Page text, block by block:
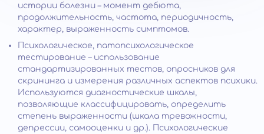
истории болезни – момент дебюта,
продолжительность, частота, периодичность,
характер, выраженность симптомов.
Психологическое, патопсихологическое
тестирование – использование
стандартизированных тестов, опросников для
скрининга и измерения различных аспектов психики.
Используются диагностические шкалы,
позволяющие классифицировать, определить
степень выраженности (шкала тревожности,
депрессии, самооценки и др.). Психологические